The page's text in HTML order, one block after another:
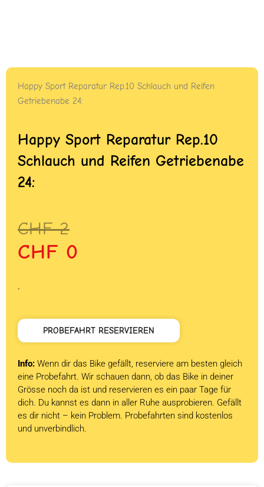
Happy Sport Reparatur Rep.10 Schlauch und Reifen
Getriebenabe 24:
Happy Sport Reparatur Rep.10
Schlauch und Reifen Getriebenabe
24:
CHF2
Ursprünglicher
Preis
war:
CHF 2
CHF 0
Aktueller
Preis
ist:
CHF 0.
.
PROBEFAHRT RESERVIEREN
Info: Wenn dir das Bike gefällt, reserviere am besten gleich
eine Probefahrt. Wir schauen dann, ob das Bike in deiner
Grösse noch da ist und reservieren es ein paar Tage für
dich. Du kannst es dann in aller Ruhe ausprobieren. Gefällt
es dir nicht – kein Problem. Probefahrten sind kostenlos
und unverbindlich.